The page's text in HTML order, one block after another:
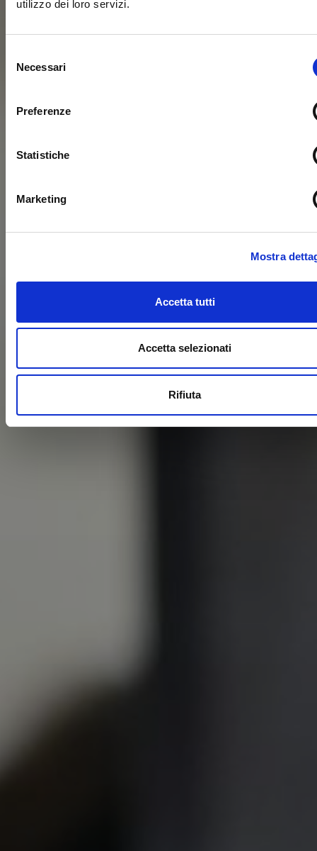
utilizzo dei loro servizi.
delNecessari
Preferenze
Statistiche
Marketing
Mostra
Accetta tutti
Accetta selezionati
Rifiuta